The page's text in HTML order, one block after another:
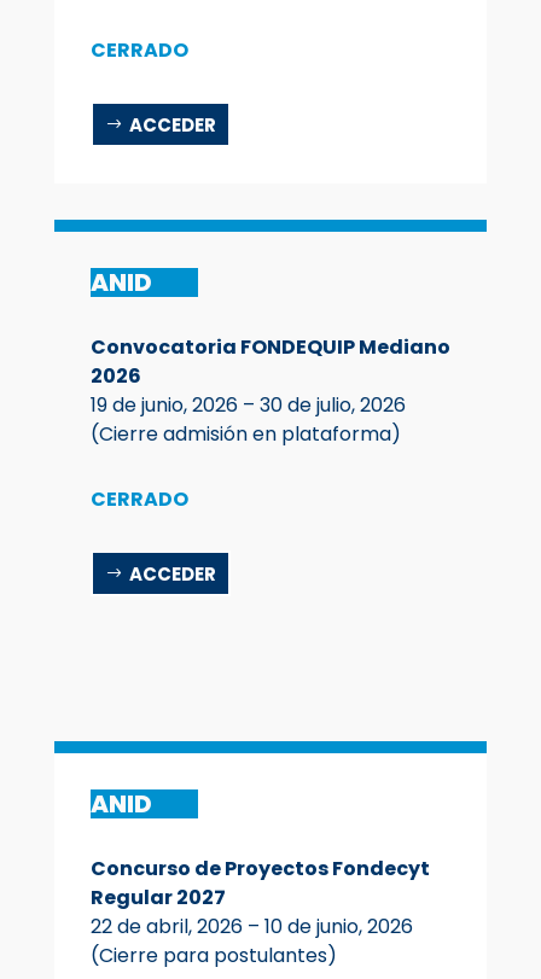
CERRADO
ACCEDER
ANID
Convocatoria FONDEQUIP Mediano
2026
19 de junio, 2026 – 30 de julio, 2026
(Cierre admisión en plataforma)
CERRADO
ACCEDER
ANID
Concurso de Proyectos Fondecyt
Regular 2027
22 de abril, 2026 – 10 de junio, 2026
(Cierre para postulantes)